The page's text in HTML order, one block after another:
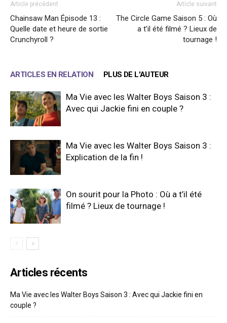
Article précédent
Chainsaw Man Épisode 13 :
Quelle date et heure de sortie
Crunchyroll ?
Article suivant
The Circle Game Saison 5 : Où
a t’il été filmé ? Lieux de
tournage !
ARTICLES EN RELATION PLUS DE L'AUTEUR
Ma Vie avec les Walter Boys Saison 3 :
Avec qui Jackie fini en couple ?
Ma Vie avec les Walter Boys Saison 3 :
Explication de la fin !
On sourit pour la Photo : Où a t’il été
filmé ? Lieux de tournage !
Articles récents
Ma Vie avec les Walter Boys Saison 3 : Avec qui Jackie fini en
couple ?